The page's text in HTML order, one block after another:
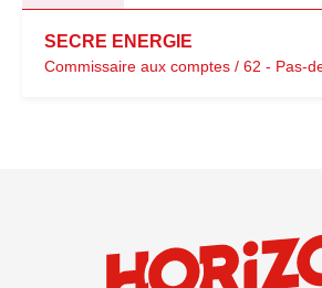
SECRE ENERGIE
Commissaire aux comptes / 62 - Pas-